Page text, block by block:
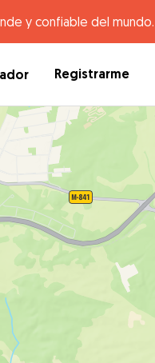
y confiable del mundo.
Registrarme